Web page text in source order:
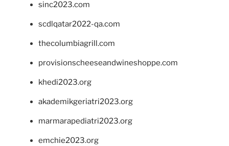
sinc2023.com
scdlqatar2022-qa.com
thecolumbiagrill.com
provisionscheeseandwineshoppe.com
khedi2023.org
akademikgeriatri2023.org
marmarapediatri2023.org
emchie2023.org